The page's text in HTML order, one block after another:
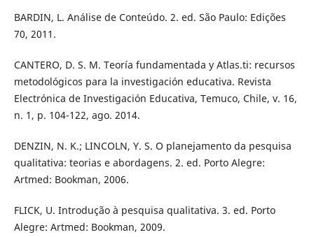
BARDIN, L. Análise de Conteúdo. 2. ed. São Paulo: Edições
70, 2011.
CANTERO, D. S. M. Teoría fundamentada y Atlas.ti: recursos
metodológicos para la investigación educativa. Revista
Electrónica de Investigación Educativa, Temuco, Chile, v. 16,
n. 1, p. 104-122, ago. 2014.
DENZIN, N. K.; LINCOLN, Y. S. O planejamento da pesquisa
qualitativa: teorias e abordagens. 2. ed. Porto Alegre:
Artmed: Bookman, 2006.
FLICK, U. Introdução à pesquisa qualitativa. 3. ed. Porto
Alegre: Artmed: Bookman, 2009.